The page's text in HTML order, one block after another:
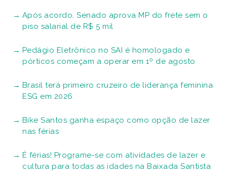
Após acordo, Senado aprova MP do frete sem o
piso salarial de R$ 5 mil
Pedágio Eletrônico no SAI é homologado e
pórticos começam a operar em 1º de agosto
Brasil terá primeiro cruzeiro de liderança feminina
ESG em 2026
Bike Santos ganha espaço como opção de lazer
nas férias
É férias! Programe-se com atividades de lazer e
cultura para todas as idades na Baixada Santista